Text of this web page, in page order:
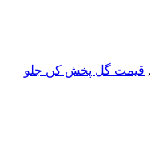
, قیمت گل پخش کن جلو